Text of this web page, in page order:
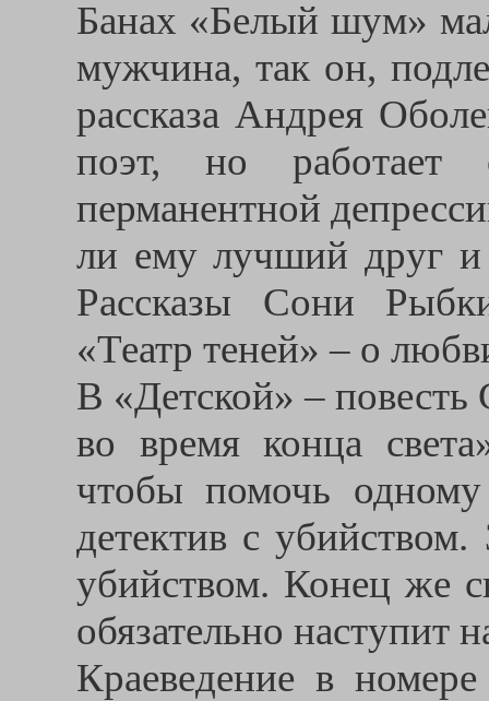
Банах «Белый шум»
мужчина, так он,
рассказа Андрея
поэт, но работает
перманентной
ли ему лучший друг и
Рассказы Сони
«Театр теней» – о
В «Детской» –
во время конца
чтобы помочь
детектив с убийством.
убийством. Конец же
обязательно наступит
Краеведение в номере